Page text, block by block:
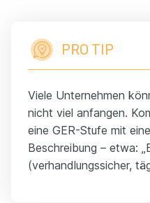
PRO TIP
Viele Unternehmen
nicht viel anfangen.
eine GER-Stufe mit
Beschreibung – etwa:
(verhandlungssicher,